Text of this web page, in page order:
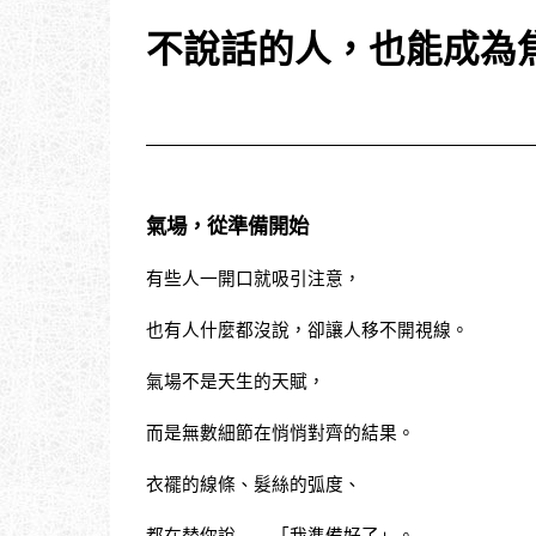
不說話的人，也能成為
氣場，從準備開始
有些人一開口就吸引注意，
也有人什麼都沒說，卻讓人移不開視線。
氣場不是天生的天賦，
而是無數細節在悄悄對齊的結果。
衣襬的線條、髮絲的弧度、